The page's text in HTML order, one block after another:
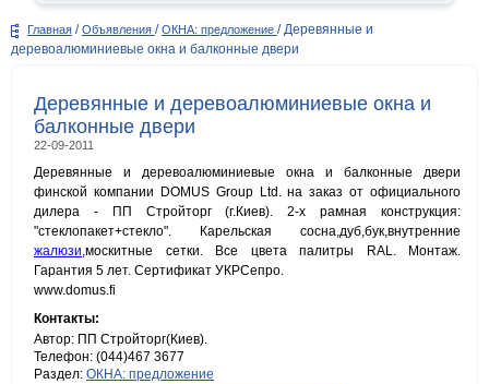
Главная / Объявления / ОКНА: предложение / Деревянные и
деревоалюминиевые окна и балконные двери
Деревянные и деревоалюминиевые окна и
балконные двери
22-09-2011
Деревянные и деревоалюминиевые окна и балконные двери
финской компании DOMUS Group Ltd. на заказ от официального
дилера - ПП Стройторг (г.Киев). 2-х рамная конструкция:
"стеклопакет+стекло". Карельская сосна,дуб,бук,внутренние
жалюзи,москитные сетки. Все цвета палитры RAL. Монтаж.
Гарантия 5 лет. Сертификат УКРСепро.
www.domus.fi
Контакты:
Автор: ПП Стройторг(Киев).
Телефон: (044)467 3677
Раздел: ОКНА: предложение